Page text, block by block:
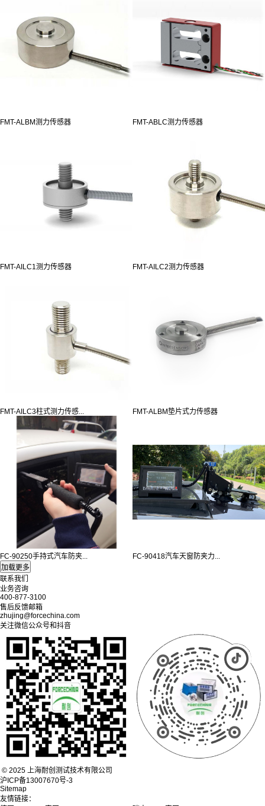
FMT-ALBM测力传感器 FMT-ABLC测力传感器
FMT-AILC1测力传感器 FMT-AILC2测力传感器
FMT-AILC3柱式测力传感... FMT-ALBM垫片式力传感器
FC-90250手持式汽车防夹... FC-90418汽车天窗防夹力...
联系我们
业务咨询
400-877-3100
售后反馈邮箱
zhujing@forcechina.com
关注微信公众号和抖音
© 2025 上海耐创测试技术有限公司
沪ICP备13007670号-3
Sitemap
友情链接：